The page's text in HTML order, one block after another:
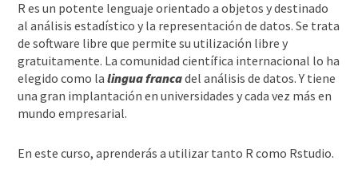
R es un potente lenguaje orientado a objetos y destinado
al análisis estadístico y la representación de datos. Se trata
de software libre que permite su utilización libre y
gratuitamente. La comunidad científica internacional lo ha
elegido como lalingua francadel análisis de datos. Y tiene
una gran implantación en universidades y cada vez más en
mundo empresarial.
En este curso, aprenderás a utilizar tanto R como Rstudio.